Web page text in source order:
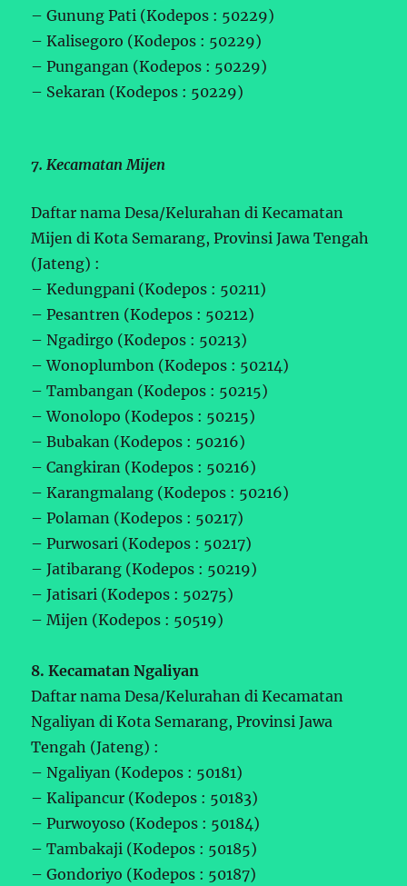
– Gunung Pati (Kodepos : 50229)
– Kalisegoro (Kodepos : 50229)
– Pungangan (Kodepos : 50229)
– Sekaran (Kodepos : 50229)
7. Kecamatan Mijen
Daftar nama Desa/Kelurahan di Kecamatan
Mijen di Kota Semarang, Provinsi Jawa Tengah
(Jateng) :
– Kedungpani (Kodepos : 50211)
– Pesantren (Kodepos : 50212)
– Ngadirgo (Kodepos : 50213)
– Wonoplumbon (Kodepos : 50214)
– Tambangan (Kodepos : 50215)
– Wonolopo (Kodepos : 50215)
– Bubakan (Kodepos : 50216)
– Cangkiran (Kodepos : 50216)
– Karangmalang (Kodepos : 50216)
– Polaman (Kodepos : 50217)
– Purwosari (Kodepos : 50217)
– Jatibarang (Kodepos : 50219)
– Jatisari (Kodepos : 50275)
– Mijen (Kodepos : 50519)
8. Kecamatan Ngaliyan
Daftar nama Desa/Kelurahan di Kecamatan
Ngaliyan di Kota Semarang, Provinsi Jawa
Tengah (Jateng) :
– Ngaliyan (Kodepos : 50181)
– Kalipancur (Kodepos : 50183)
– Purwoyoso (Kodepos : 50184)
– Tambakaji (Kodepos : 50185)
– Gondoriyo (Kodepos : 50187)